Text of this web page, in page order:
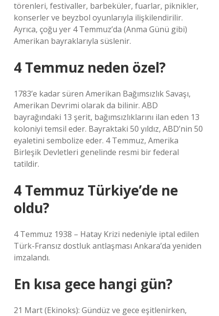
törenleri, festivaller, barbeküler, fuarlar, piknikler,
konserler ve beyzbol oyunlarıyla ilişkilendirilir.
Ayrıca, çoğu yer 4 Temmuz’da (Anma Günü gibi)
Amerikan bayraklarıyla süslenir.
4 Temmuz neden özel?
1783’e kadar süren Amerikan Bağımsızlık Savaşı,
Amerikan Devrimi olarak da bilinir. ABD
bayrağındaki 13 şerit, bağımsızlıklarını ilan eden 13
koloniyi temsil eder. Bayraktaki 50 yıldız, ABD’nin 50
eyaletini sembolize eder. 4 Temmuz, Amerika
Birleşik Devletleri genelinde resmi bir federal
tatildir.
4 Temmuz Türkiye’de ne
oldu?
4 Temmuz 1938 – Hatay Krizi nedeniyle iptal edilen
Türk-Fransız dostluk antlaşması Ankara’da yeniden
imzalandı.
En kısa gece hangi gün?
21 Mart (Ekinoks): Gündüz ve gece eşitlenirken,